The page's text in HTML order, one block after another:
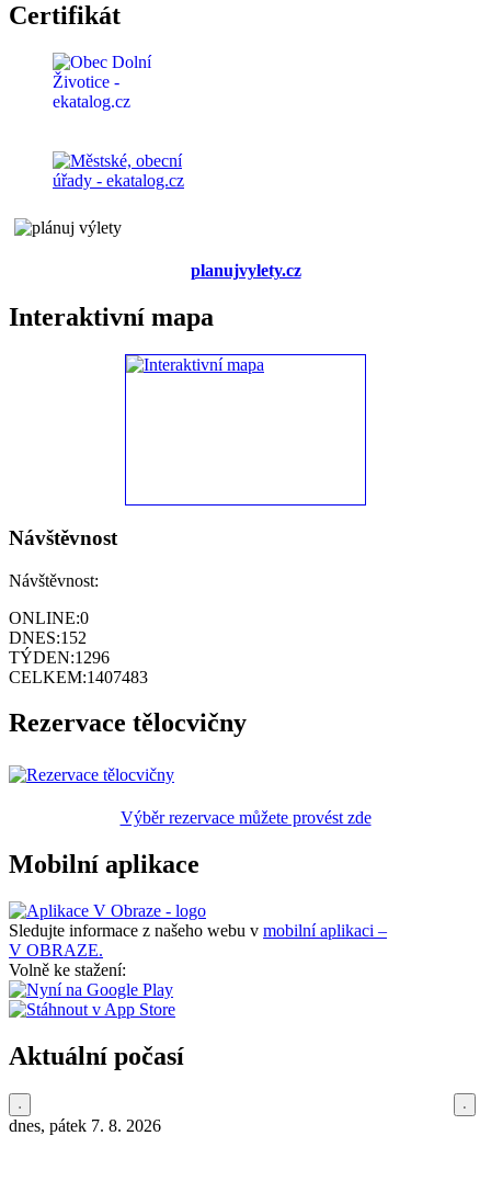
Certifikát
planujvylety.cz
Interaktivní mapa
Návštěvnost
Návštěvnost:
ONLINE:0
DNES:152
TÝDEN:1296
CELKEM:1407483
Rezervace tělocvičny
Výběr rezervace můžete provést zde
Mobilní aplikace
Sledujte informace z našeho webu v mobilní aplikaci –
V OBRAZE.
Volně ke stažení:
Aktuální počasí
dnes, pátek 7. 8. 2026